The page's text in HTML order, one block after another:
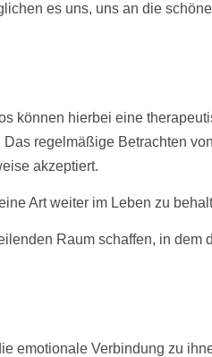
es uns, uns an die
können hierbei eine
regelmäßige Betrachten von
akzeptiert.
Art weiter im Leben zu
Raum schaffen, in dem
emotionale Verbindung zu